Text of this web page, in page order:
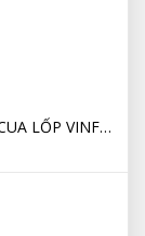
ỐP PHỒNG CUA LỐP VINFAST FADIL 42552646 CHÍNH HÃNG GIÁ TỐT